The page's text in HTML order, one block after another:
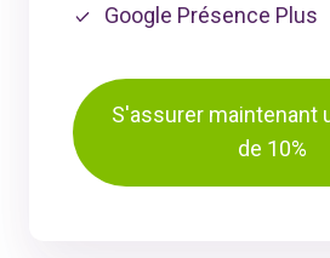
Google Présence Plus
S'assurer maintenant
de 10%